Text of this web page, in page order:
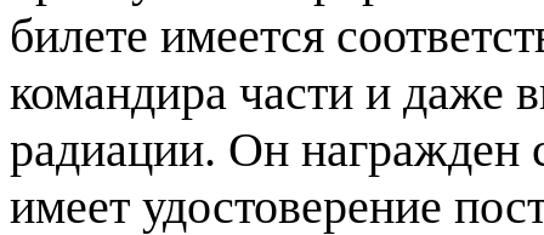
билете имеется
командира части и даже
радиации. Он награжден
имеет удостоверение